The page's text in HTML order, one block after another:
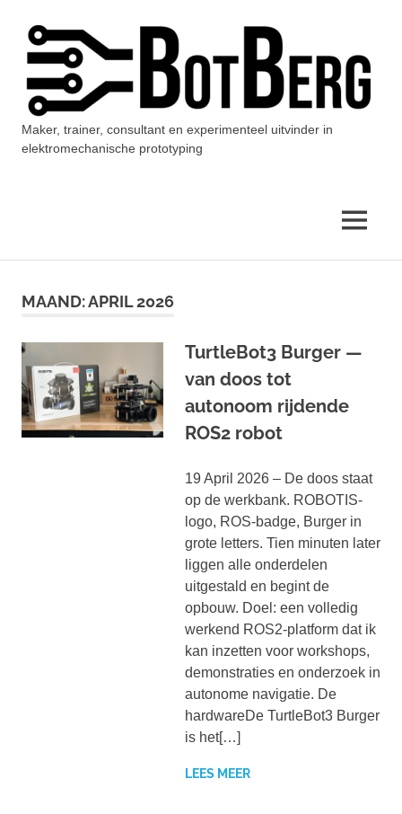
inhoud
BotBerg
Maker, trainer, consultant en experimenteel uitvinder in
elektromechanische prototyping
MENU
MAAND:APRIL 2026
TurtleBot3 Burger —
van doos tot
autonoom rijdende
ROS2 robot
19 April 2026 – De doos staat
op de werkbank. ROBOTIS-
logo, ROS-badge, Burger in
grote letters. Tien minuten later
liggen alle onderdelen
uitgestald en begint de
opbouw. Doel: een volledig
werkend ROS2-platform dat ik
kan inzetten voor workshops,
demonstraties en onderzoek in
autonome navigatie. De
hardwareDe TurtleBot3 Burger
is het[…]
LEES MEER